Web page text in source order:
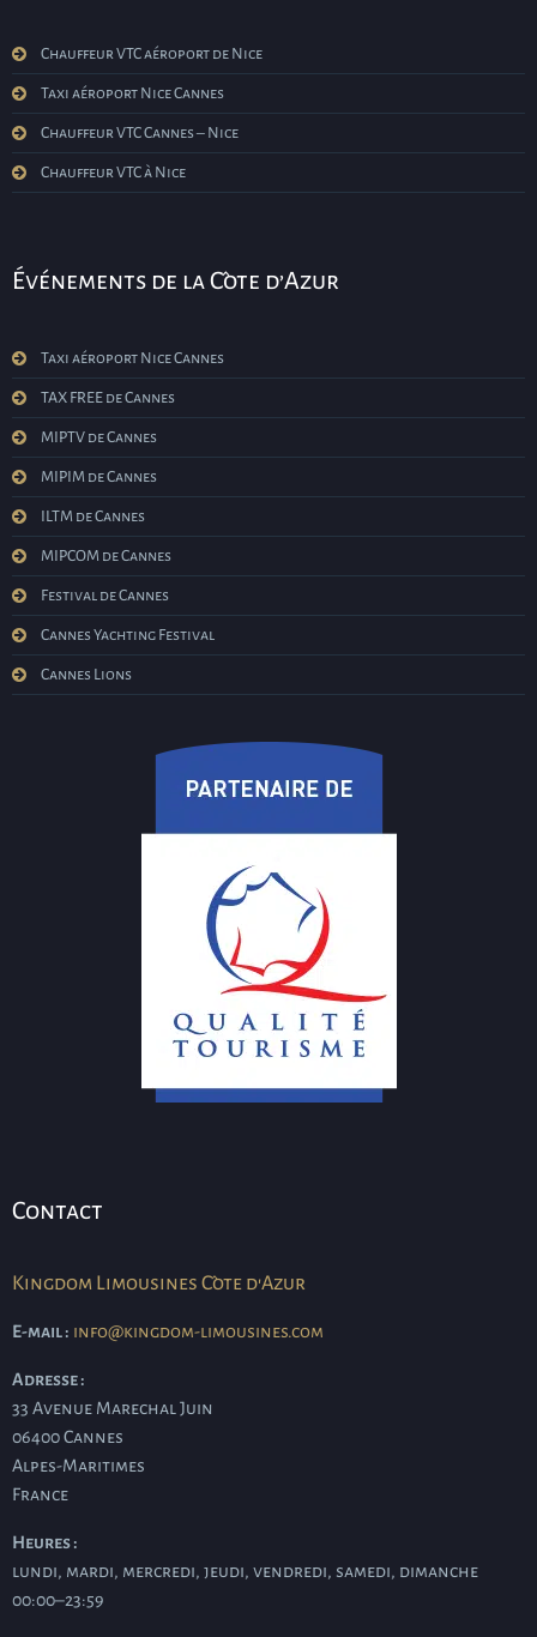
Chauffeur VTC aéroport de Nice
Taxi aéroport Nice Cannes
Chauffeur VTC Cannes – Nice
Chauffeur VTC à Nice
Événements de la Côte d’Azur
Taxi aéroport Nice Cannes
TAX FREE de Cannes
MIPTV de Cannes
MIPIM de Cannes
ILTM de Cannes
MIPCOM de Cannes
Festival de Cannes
Cannes Yachting Festival
Cannes Lions
Contact
Kingdom Limousines Côte d'Azur
E-mail : info@kingdom-limousines.com
Adresse :
33 Avenue Marechal Juin
06400Cannes
Alpes-Maritimes
France
Heures :
lundi, mardi, mercredi, jeudi, vendredi, samedi, dimanche
00:00–23:59